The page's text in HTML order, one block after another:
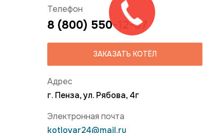
Телефон
8 (800) 550-12-37
ЗАКАЗАТЬ КОТЁЛ
Адрес
г. Пенза, ул. Рябова, 4г
Электронная почта
kotlovar24@mail.ru